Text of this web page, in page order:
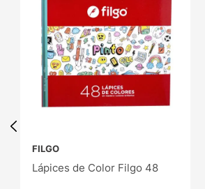
FILGO
Lápices de Color Filgo 48